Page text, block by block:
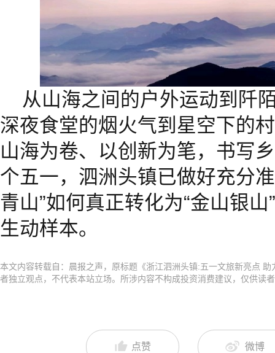
从山海之间的户外运动到阡
深夜食堂的烟火气到星空下的
山海为卷、以创新为笔，书写
个五一，泗洲头镇已做好充分
青山”如何真正转化为“金山银
生动样本。
本文内容转载自：晨报之声，原标题《浙江泗洲头镇:五一文旅新亮点
者独立观点，不代表本站立场。所涉内容不构成投资消费建议，仅供读
点赞 微博